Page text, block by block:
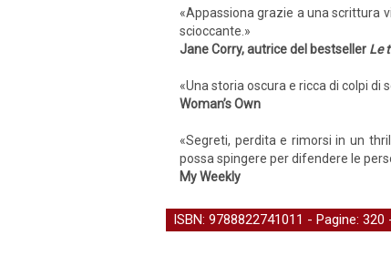
«Appassiona grazie a una scrittura
scioccante.»
Jane Corry, autrice del bestseller Le
«Una storia oscura e ricca di colpi di
Woman’s Own
«Segreti, perdita e rimorsi in un
possa spingere per difendere le
My Weekly
ISBN: 9788822741011 - Pagine: 320